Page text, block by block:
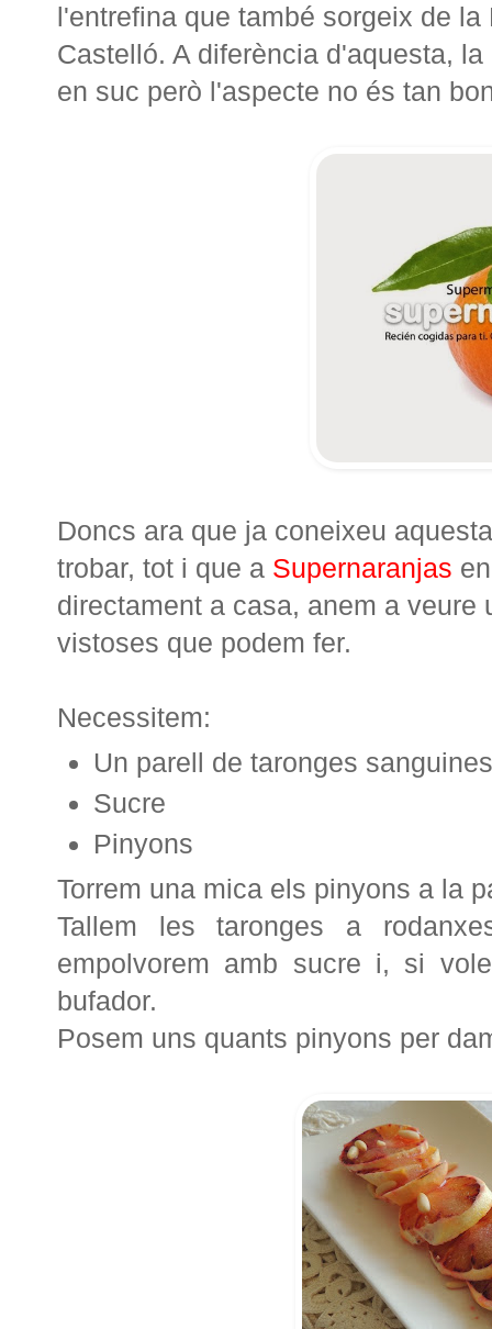
l'entrefina que també sorgeix de
Castelló. A diferència d'aquesta,
en suc però l'aspecte no és tan
Doncs ara que ja coneixeu
trobar, tot i que a Supernaranjas
directament a casa, anem a
vistoses que podem fer.
Necessitem:
Un parell de taronges
Sucre
Pinyons
Torrem una mica els pinyons a la
Tallem les taronges a
empolvorem amb sucre i, si
bufador.
Posem uns quants pinyons per